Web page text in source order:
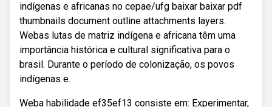
indígenas e africanas no cepae/ufg baixar baixar pdf
thumbnails document outline attachments layers.
Webas lutas de matriz indígena e africana têm uma
importância histórica e cultural significativa para o
brasil. Durante o período de colonização, os povos
indígenas e.
Weba habilidade ef35ef13 consiste em: Experimentar,